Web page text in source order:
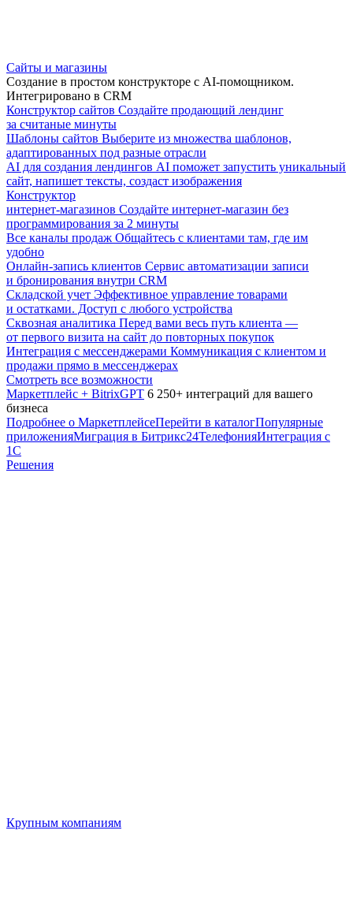
Сайты и магазины
Создание в простом конструкторе с AI-помощником.
Интегрировано в CRM
Конструктор сайтов Создайте продающий лендинг
за считаные минуты
Шаблоны сайтов Выберите из множества шаблонов,
адаптированных под разные отрасли
AI для создания лендингов AI поможет запустить уникальный
сайт, напишет тексты, создаст изображения
Конструктор
интернет-магазинов Создайте интернет-магазин без
программирования за 2 минуты
Все каналы продаж Общайтесь с клиентами там, где им
удобно
Онлайн-запись клиентов Сервис автоматизации записи
и бронирования внутри CRM
Складской учет Эффективное управление товарами
и остатками. Доступ с любого устройства
Сквозная аналитика Перед вами весь путь клиента —
от первого визита на сайт до повторных покупок
Интеграция с мессенджерами Коммуникация с клиентом и
продажи прямо в мессенджерах
Смотреть все возможности
Маркетплейс + BitrixGPT 6 250+ интеграций для вашего
бизнеса
Подробнее о МаркетплейсеПерейти в каталогПопулярные
приложенияМиграция в Битрикс24ТелефонияИнтеграция с
1С
Решения
Крупным компаниям